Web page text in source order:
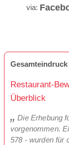
via:
Gesamteindruck
Restaurant-
Überblick
Die Erhebung
vorgenommen.
578 - wurden für